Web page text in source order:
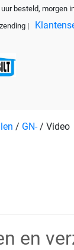
besteld, morgen
|
/ GN- / Video
en